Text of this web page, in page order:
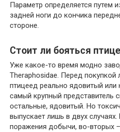
Параметр определяется путем
задней ноги до кончика
стороне.
Стоит ли бояться
Уже какое-то время модно
Theraphosidae. Перед покупкой
птицеед реально ядовитый или
самый крупный представитель
остальные, ядовитый. Но
выпускает лишь в двух
поражения добычи, во-вторых